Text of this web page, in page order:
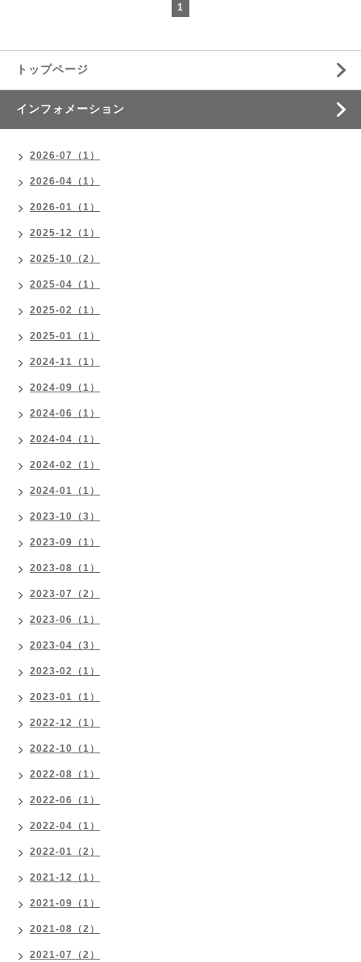
1
トップページ
インフォメーション
2026-07（1）
2026-04（1）
2026-01（1）
2025-12（1）
2025-10（2）
2025-04（1）
2025-02（1）
2025-01（1）
2024-11（1）
2024-09（1）
2024-06（1）
2024-04（1）
2024-02（1）
2024-01（1）
2023-10（3）
2023-09（1）
2023-08（1）
2023-07（2）
2023-06（1）
2023-04（3）
2023-02（1）
2023-01（1）
2022-12（1）
2022-10（1）
2022-08（1）
2022-06（1）
2022-04（1）
2022-01（2）
2021-12（1）
2021-09（1）
2021-08（2）
2021-07（2）